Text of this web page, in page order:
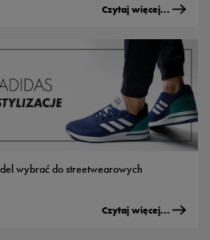
Czytaj więcej...
wybrać do streetwearowych
Czytaj więcej...